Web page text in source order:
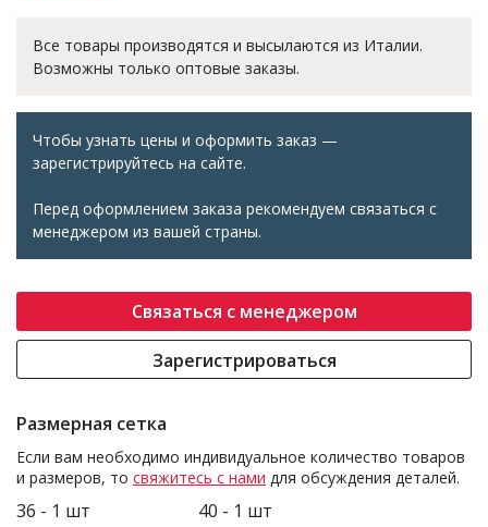
Все товары производятся и высылаются из Италии.
Возможны только оптовые заказы.
Чтобы узнать цены и оформить заказ —
зарегистрируйтесь на сайте.
Перед оформлением заказа рекомендуем связаться с
менеджером из вашей страны.
Связаться с менеджером
Зарегистрироваться
Размерная сетка
Если вам необходимо индивидуальное количество товаров
и размеров, то свяжитесь с нами для обсуждения деталей.
36 - 1 шт
40 - 1 шт